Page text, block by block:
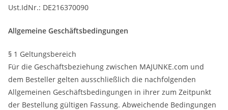
Ust.IdNr.: DE216370090
Allgemeine Geschäftsbedingungen
§ 1 Geltungsbereich
Für die Geschäftsbeziehung zwischen MAJUNKE.com und
dem Besteller gelten ausschließlich die nachfolgenden
Allgemeinen Geschäftsbedingungen in ihrer zum Zeitpunkt
der Bestellung gültigen Fassung. Abweichende Bedingungen